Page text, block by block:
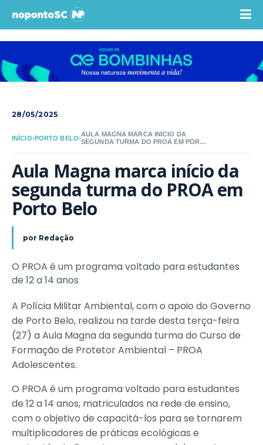
28/05/2025
INÍCIO›PORTO BELO›
AULA MAGNA MARCA INÍCIO DA
SEGUNDA TURMA DO PROA EM PORTO
Aula Magna marca início da
segunda turma do PROA em
Porto Belo
por Redação
O PROA é um programa voltado para estudantes
de 12 a 14 anos
A Polícia Militar Ambiental, com o apoio do Governo
de Porto Belo, realizou na tarde desta terça-feira
(27) a Aula Magna da segunda turma do Curso de
Formação de Protetor Ambiental – PROA
Adolescentes.
O PROA é um programa voltado para estudantes
de 12 a 14 anos, matriculados na rede de ensino,
com o objetivo de capacitá-los para se tornarem
multiplicadores de práticas ecológicas e